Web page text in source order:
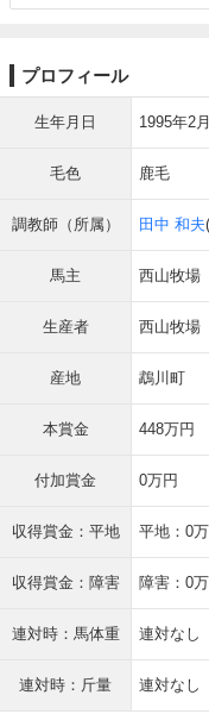
プロフィール
生年月日 1995年2
毛色 鹿毛
調教師（所属） 田中 和夫
馬主 西山牧場
生産者 西山牧場
産地 鵡川町
本賞金 448万円
付加賞金 0万円
収得賞金：平地 平地：0
収得賞金：障害 障害：0
連対時：馬体重 連対なし
連対時：斤量 連対なし